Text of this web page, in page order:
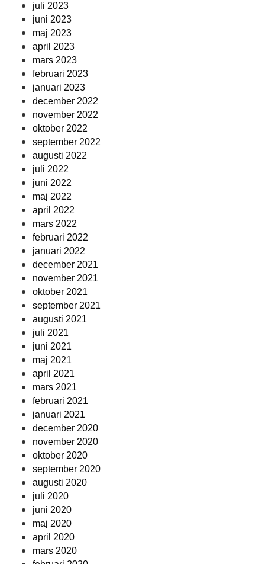
juli 2023
juni 2023
maj 2023
april 2023
mars 2023
februari 2023
januari 2023
december 2022
november 2022
oktober 2022
september 2022
augusti 2022
juli 2022
juni 2022
maj 2022
april 2022
mars 2022
februari 2022
januari 2022
december 2021
november 2021
oktober 2021
september 2021
augusti 2021
juli 2021
juni 2021
maj 2021
april 2021
mars 2021
februari 2021
januari 2021
december 2020
november 2020
oktober 2020
september 2020
augusti 2020
juli 2020
juni 2020
maj 2020
april 2020
mars 2020